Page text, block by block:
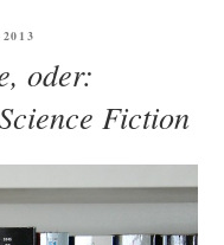
oder:
Fiction